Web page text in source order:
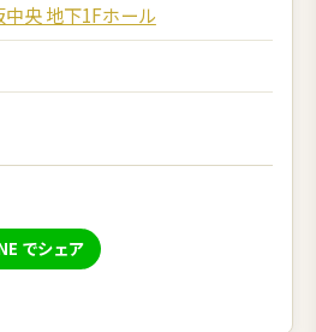
央 地下1Fホール
でシェア